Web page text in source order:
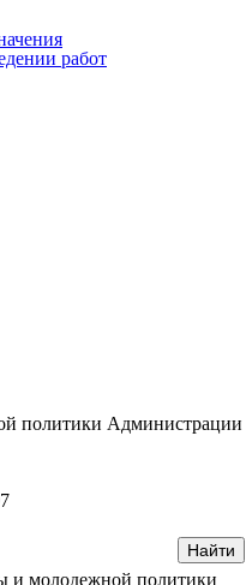
работ
политики Администрации
и молодежной политики